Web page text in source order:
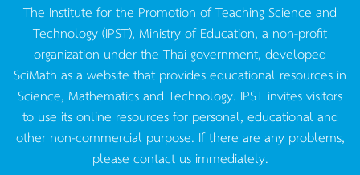
The Institute for the Promotion of Teaching Science and
Technology (IPST), Ministry of Education, a non-profit
organization under the Thai government, developed
SciMath as a website that provides educational resources in
Science, Mathematics and Technology. IPST invites visitors
to use its online resources for personal, educational and
other non-commercial purpose. If there are any problems,
please contact us immediately.